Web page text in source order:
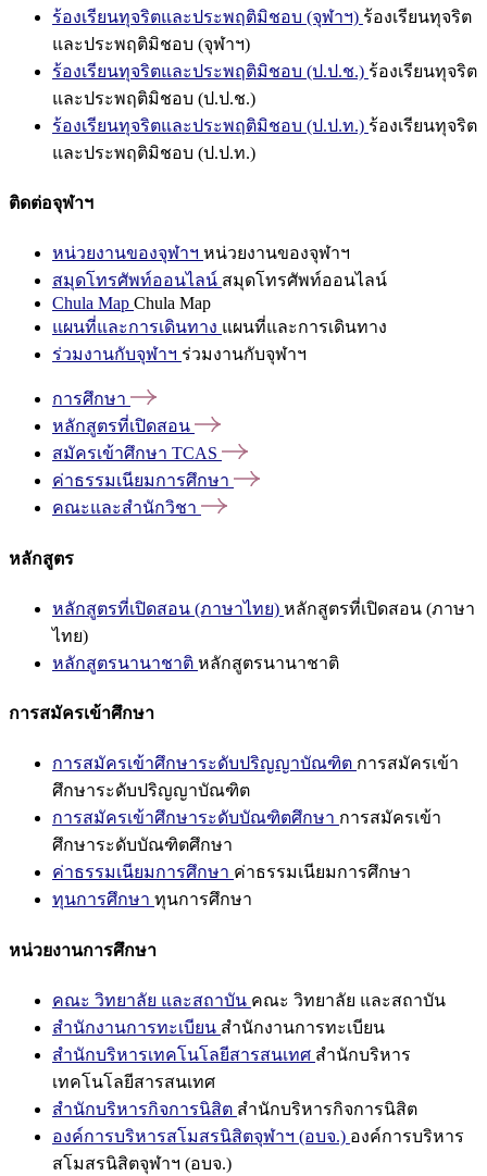
ร้องเรียนทุจริตและประพฤติมิชอบ (จุฬาฯ) ร้องเรียนทุจริต
และประพฤติมิชอบ (จุฬาฯ)
ร้องเรียนทุจริตและประพฤติมิชอบ (ป.ป.ช.) ร้องเรียนทุจริต
และประพฤติมิชอบ (ป.ป.ช.)
ร้องเรียนทุจริตและประพฤติมิชอบ (ป.ป.ท.) ร้องเรียนทุจริต
และประพฤติมิชอบ (ป.ป.ท.)
ติดต่อจุฬาฯ
หน่วยงานของจุฬาฯ หน่วยงานของจุฬาฯ
สมุดโทรศัพท์ออนไลน์ สมุดโทรศัพท์ออนไลน์
Chula Map Chula Map
แผนที่และการเดินทาง แผนที่และการเดินทาง
ร่วมงานกับจุฬาฯ ร่วมงานกับจุฬาฯ
การศึกษา
หลักสูตรที่เปิดสอน
สมัครเข้าศึกษา TCAS
ค่าธรรมเนียมการศึกษา
คณะและสำนักวิชา
หลักสูตร
หลักสูตรที่เปิดสอน (ภาษาไทย) หลักสูตรที่เปิดสอน (ภาษา
ไทย)
หลักสูตรนานาชาติ หลักสูตรนานาชาติ
การสมัครเข้าศึกษา
การสมัครเข้าศึกษาระดับปริญญาบัณฑิต การสมัครเข้า
ศึกษาระดับปริญญาบัณฑิต
การสมัครเข้าศึกษาระดับบัณฑิตศึกษา การสมัครเข้า
ศึกษาระดับบัณฑิตศึกษา
ค่าธรรมเนียมการศึกษา ค่าธรรมเนียมการศึกษา
ทุนการศึกษา ทุนการศึกษา
หน่วยงานการศึกษา
คณะ วิทยาลัย และสถาบัน คณะ วิทยาลัย และสถาบัน
สำนักงานการทะเบียน สำนักงานการทะเบียน
สำนักบริหารเทคโนโลยีสารสนเทศ สำนักบริหาร
เทคโนโลยีสารสนเทศ
สำนักบริหารกิจการนิสิต สำนักบริหารกิจการนิสิต
องค์การบริหารสโมสรนิสิตจุฬาฯ (อบจ.) องค์การบริหาร
สโมสรนิสิตจุฬาฯ (อบจ.)